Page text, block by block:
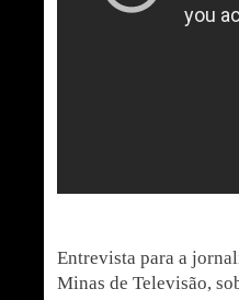
Entrevista para a
Minas de Televisão,